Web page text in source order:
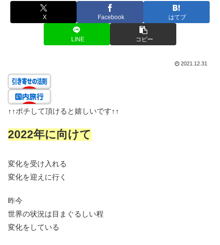
X Facebook はてブ
LINE コピー
2021.12.31
↑↑ポチして頂けると嬉しいです↑↑
2022年に向けて
変化を受け入れる
変化を迎えに行く
昨今
世界の状況は目まぐるしい程
変化をしている